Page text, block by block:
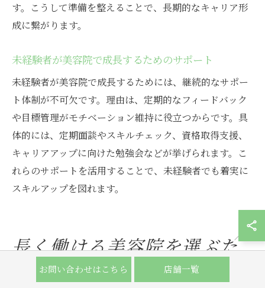
す。こうして準備を整えることで、長期的なキャリア形
成に繋がります。
未経験者が美容院で成長するためのサポート
未経験者が美容院で成長するためには、継続的なサポー
ト体制が不可欠です。理由は、定期的なフィードバック
や目標管理がモチベーション維持に役立つからです。具
体的には、定期面談やスキルチェック、資格取得支援、
キャリアアップに向けた勉強会などが挙げられます。こ
れらのサポートを活用することで、未経験者でも着実に
スキルアップを図れます。
長く働ける美容院を選ぶた
めのチェックポイント
お問い合わせはこちら 店舗一覧